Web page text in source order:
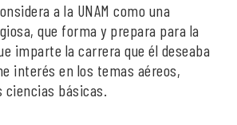
a la UNAM como una
que forma y prepara para la
imparte la carrera que él deseaba
interés en los temas aéreos,
ciencias básicas.